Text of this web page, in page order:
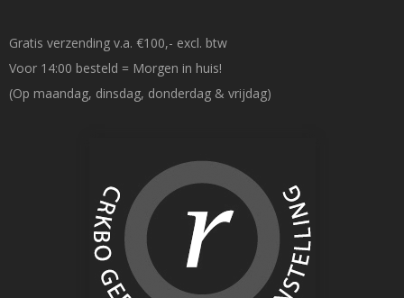
Gratis verzending v.a. €100,- excl. btw
Voor 14:00 besteld = Morgen in huis!
(Op maandag, dinsdag, donderdag & vrijdag)